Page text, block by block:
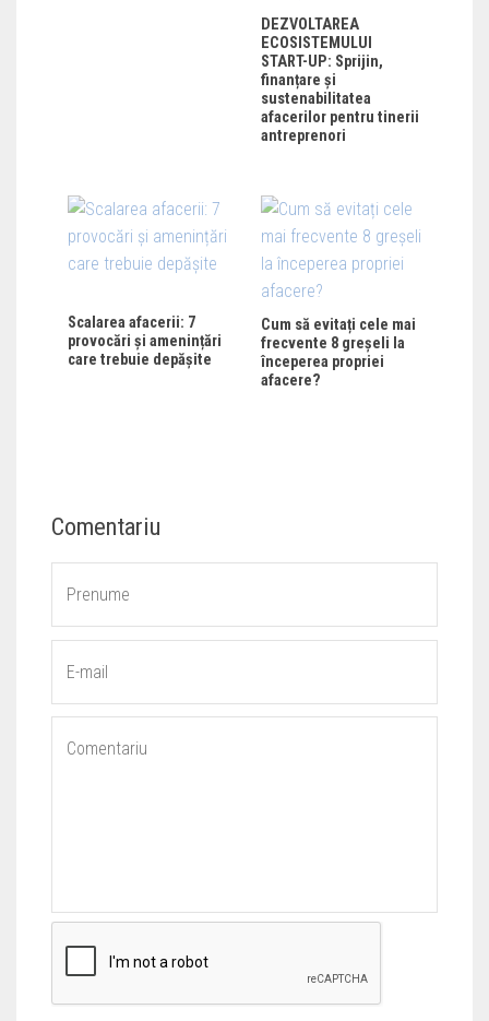
DEZVOLTAREA
ECOSISTEMULUI
START-UP: Sprijin,
finanțare și
sustenabilitatea
afacerilor pentru tinerii
antreprenori
Scalarea afacerii: 7
provocări și amenințări
care trebuie depășite
Cum să evitați cele mai
frecvente 8 greșeli la
începerea propriei
afacere?
Comentariu